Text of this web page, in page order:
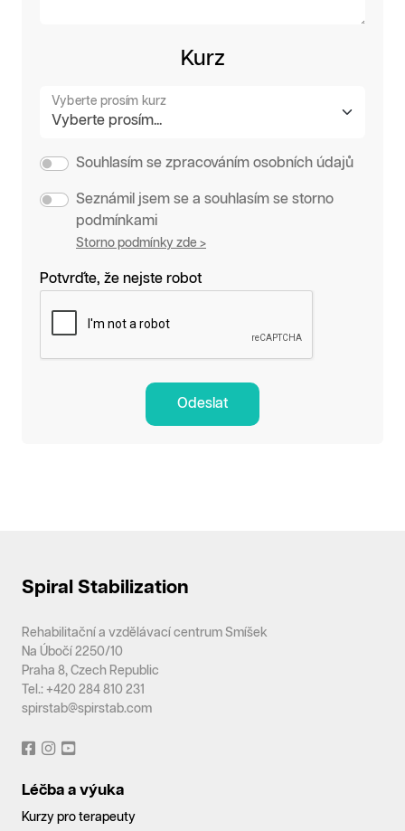
Kurz
Vyberte prosím kurz
Souhlasím se zpracováním osobních údajů
Seznámil jsem se a souhlasím se storno
podmínkami
Storno podmínky zde >
Potvrďte, že nejste robot
Odeslat
Spiral Stabilization
Rehabilitační a vzdělávací centrum Smíšek
Na Úbočí 2250/10
Praha 8, Czech Republic
Tel.: +420 284 810 231
spirstab@spirstab.com
Léčba a výuka
Kurzy pro terapeuty